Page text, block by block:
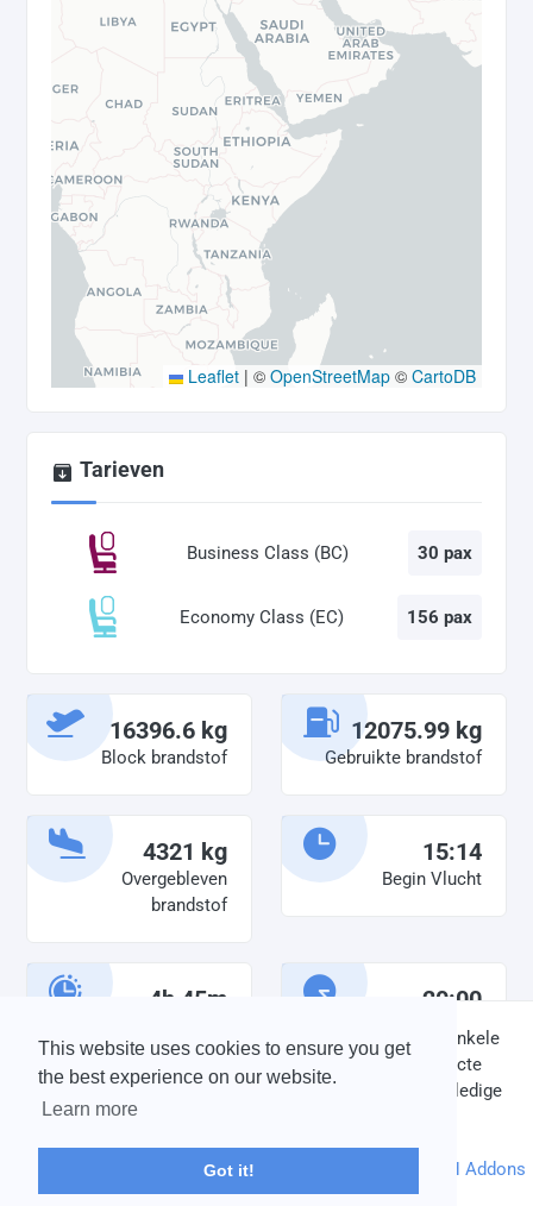
This website uses cookies to ensure you get
the best experience on our website.
Learn more
Got it!
Leaflet | © OpenStreetMap © CartoDB
Tarieven
Business Class (BC) 30 pax
Economy Class (EC) 156 pax
16396.6 kg
Block brandstof
12075.99 kg
Gebruikte brandstof
4321 kg
Overgebleven
brandstof
15:14
Begin Vlucht
4h 45m 20:00
Einde vlucht
DISCLAIMER: V-Bird Virtual Airlines Group kan op geen enkele
wijze aansprakelijkheid aanvaarden voor directe of indirecte
schade die is ontstaan ten gevolge van onjuiste of onvolledige
informatie op deze website.
© 2004 - 2026 V-Bird Virtual Airlines Group |Credits
Powered byphpVMS DH Addons